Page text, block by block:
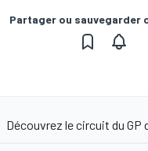
Partager ou sauvegarder
Découvrez le circuit du GP